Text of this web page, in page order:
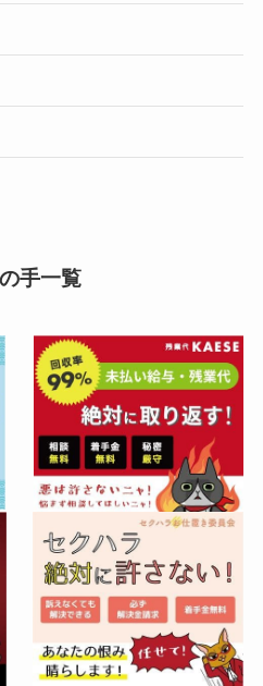
手一覧